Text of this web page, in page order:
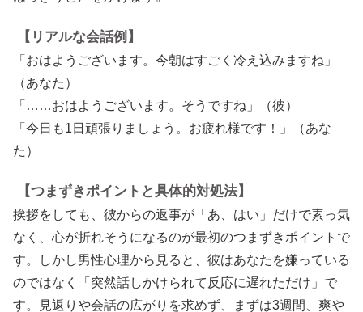
【リアルな会話例】
「おはようございます。今朝はすごく冷え込みますね」
（あなた）
「……おはようございます。そうですね」（彼）
「今日も1日頑張りましょう。お疲れ様です！」（あな
た）
【つまずきポイントと具体的対処法】
挨拶をしても、彼からの返事が「あ、はい」だけで素っ気
なく、心が折れそうになるのが最初のつまずきポイントで
す。しかし男性心理から見ると、彼はあなたを嫌っている
のではなく「突然話しかけられて反応に遅れただけ」で
す。見返りや会話の広がりを求めず、まずは3週間、爽や